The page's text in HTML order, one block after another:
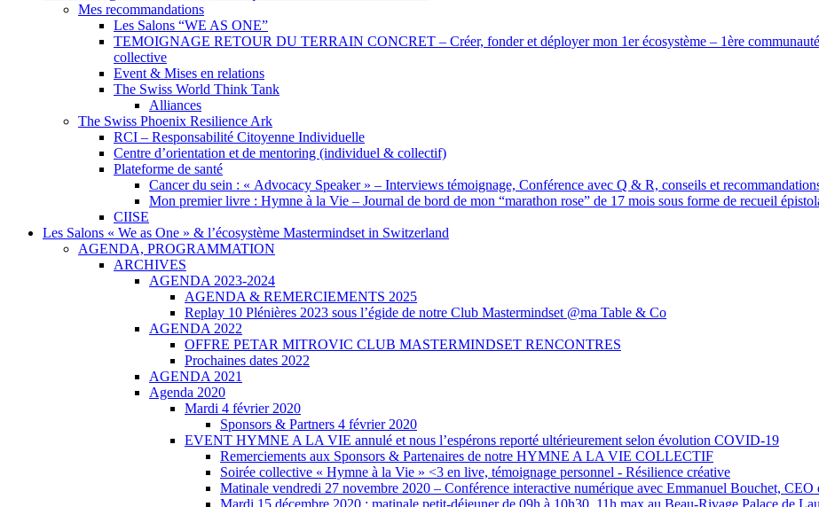
Mes recommandations
Les Salons “WE AS ONE”
TEMOIGNAGE RETOUR DU TERRAIN CONCRET – Créer, fonder et déployer mon 1er écosystème – 1ère
collective
Event & Mises en relations
The Swiss World Think Tank
Alliances
The Swiss Phoenix Resilience Ark
RCI – Responsabilité Citoyenne Individuelle
Centre d’orientation et de mentoring (individuel & collectif)
Plateforme de santé
Cancer du sein : « Advocacy Speaker » – Interviews témoignage, Conférence avec Q & R, conseils et
Mon premier livre : Hymne à la Vie – Journal de bord de mon “marathon rose” de 17 mois sous forme de recueil
CIISE
Les Salons « We as One » & l’écosystème Mastermindset in Switzerland
AGENDA, PROGRAMMATION
ARCHIVES
AGENDA 2023-2024
AGENDA & REMERCIEMENTS 2025
Replay 10 Plénières 2023 sous l’égide de notre Club Mastermindset @ma Table & Co
AGENDA 2022
OFFRE PETAR MITROVIC CLUB MASTERMINDSET RENCONTRES
Prochaines dates 2022
AGENDA 2021
Agenda 2020
Mardi 4 février 2020
Sponsors & Partners 4 février 2020
EVENT HYMNE A LA VIE annulé et nous l’espérons reporté ultérieurement selon évolution COVID-19
Remerciements aux Sponsors & Partenaires de notre HYMNE A LA VIE COLLECTIF
Soirée collective « Hymne à la Vie » <3 en live, témoignage personnel - Résilience créative
Matinale vendredi 27 novembre 2020 – Conférence interactive numérique avec Emmanuel Bouchet, CEO
Mardi 15 décembre 2020 : matinale petit-déjeuner de 09h à 10h30, 11h max au Beau-Rivage Palace de